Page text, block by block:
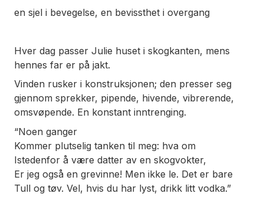
en sjel i bevegelse, en bevissthet i overgang
Hver dag passer Julie huset i skogkanten, mens
hennes far er på jakt.
Vinden rusker i konstruksjonen; den presser seg
gjennom sprekker, pipende, hivende, vibrerende,
omsvøpende. En konstant inntrenging.
“Noen ganger
Kommer plutselig tanken til meg: hva om
Istedenfor å være datter av en skogvokter,
Er jeg også en grevinne! Men ikke le. Det er bare
Tull og tøv. Vel, hvis du har lyst, drikk litt vodka.”